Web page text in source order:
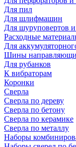
Для пил
Для шлифмашин
Для шуруповертов и
Расходные
Для
Шины
Для рубанков
К вибраторам
Коронки
Сверла
Сверла по дереву
Сверла по бетону
Сверла по керамике
Сверла по металлу
Наборы